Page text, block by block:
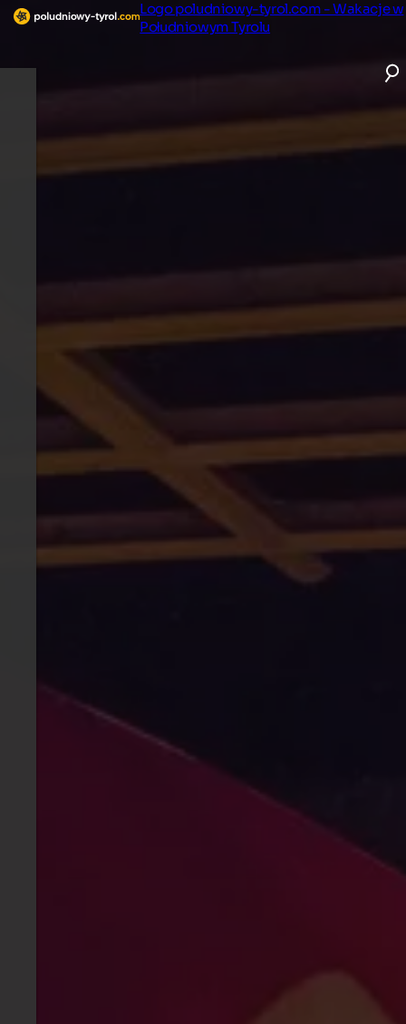
Logo poludniowy-tyrol.com - Wakacje w
Południowym Tyrolu